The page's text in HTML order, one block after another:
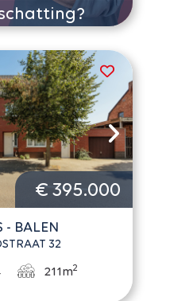
€ 395.000
- BALEN
32
211m2